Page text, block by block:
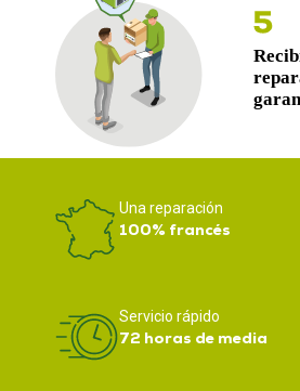
Una reparación
100% francés
Servicio rápido
72 horas de media